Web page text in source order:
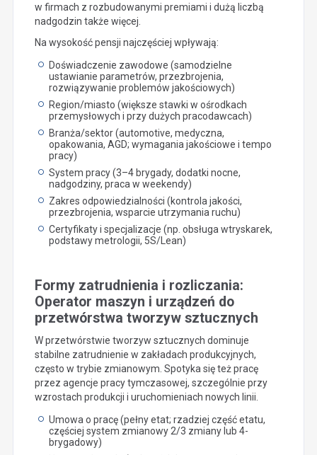
w firmach z rozbudowanymi premiami i dużą liczbą
nadgodzin także więcej.
Na wysokość pensji najczęściej wpływają:
Doświadczenie zawodowe (samodzielne
ustawianie parametrów, przezbrojenia,
rozwiązywanie problemów jakościowych)
Region/miasto (większe stawki w ośrodkach
przemysłowych i przy dużych pracodawcach)
Branża/sektor (automotive, medyczna,
opakowania, AGD; wymagania jakościowe i tempo
pracy)
System pracy (3–4 brygady, dodatki nocne,
nadgodziny, praca w weekendy)
Zakres odpowiedzialności (kontrola jakości,
przezbrojenia, wsparcie utrzymania ruchu)
Certyfikaty i specjalizacje (np. obsługa wtryskarek,
podstawy metrologii, 5S/Lean)
Formy zatrudnienia i rozliczania:
Operator maszyn i urządzeń do
przetwórstwa tworzyw sztucznych
W przetwórstwie tworzyw sztucznych dominuje
stabilne zatrudnienie w zakładach produkcyjnych,
często w trybie zmianowym. Spotyka się też pracę
przez agencje pracy tymczasowej, szczególnie przy
wzrostach produkcji i uruchomieniach nowych linii.
Umowa o pracę (pełny etat; rzadziej część etatu,
częściej system zmianowy 2/3 zmiany lub 4-
brygadowy)